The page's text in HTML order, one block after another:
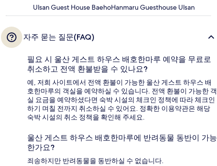
Ulsan Guest House BaehoHanmaru Guesthouse Ulsan
자주 묻는 질문(FAQ)
필요 시 울산 게스트 하우스 배호한마루 예약을 무료로
취소하고 전액 환불받을 수 있나요?
예, 저희 사이트에서 전액 환불이 가능한 울산 게스트 하우스 배
호한마루의 객실을 예약하실 수 있습니다. 전액 환불이 가능한 객
실 요금을 예약하셨다면 숙박 시설의 체크인 정책에 따라 체크인
하기 며칠 전까지 취소하실 수 있어요. 정확한 이용약관은 해당
숙박 시설의 취소 정책을 확인해 주세요.
울산 게스트 하우스 배호한마루에 반려동물 동반이 가능
한가요?
죄송하지만 반려동물을 동반하실 수 없습니다.